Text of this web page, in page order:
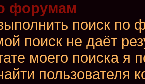
форумам
поиск
поиск не даёт
моего поиска я
пользователя